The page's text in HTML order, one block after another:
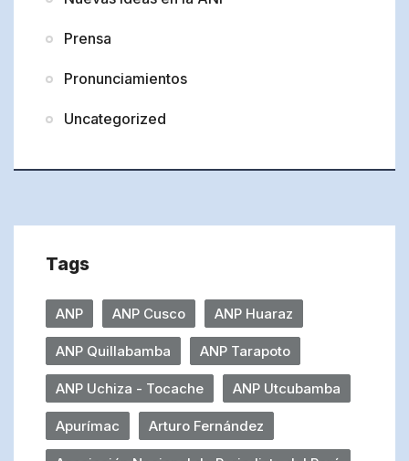
Prensa
Pronunciamientos
Uncategorized
Tags
ANP ANP Cusco ANP Huaraz
ANP Quillabamba ANP Tarapoto
ANP Uchiza - Tocache ANP Utcubamba
Apurímac Arturo Fernández